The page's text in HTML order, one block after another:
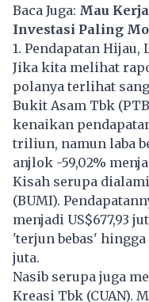
Baca Juga: Mau
Investasi Paling
1. Pendapatan Hijau,
Jika kita melihat
polanya terlihat
Bukit Asam Tbk
kenaikan
triliun, namun laba
anjlok -59,02%
Kisah serupa
(BUMI).
menjadi US$677,93
'terjun bebas' hingga
juta.
Nasib serupa juga
Kreasi Tbk (CUAN).